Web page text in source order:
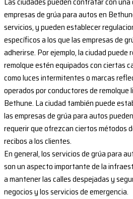
empresas de grúa para autos en
servicios, y pueden establecer
específicos a los que las empresas de
adherirse. Por ejemplo, la ciudad puede
remolque estén equipados con ciertas
como luces intermitentes o marcas
operados por conductores de remolque
Bethune. La ciudad también puede
las empresas de grúa para autos
requerir que ofrezcan ciertos métodos
recibos a los clientes.
En general, los servicios de grúa para
son un aspecto importante de la
a mantener las calles despejadas y
negocios y los servicios de emergencia.